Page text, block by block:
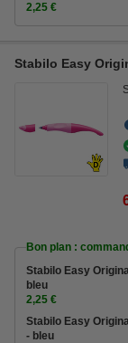
2,25 €
Stabilo Easy
Bon plan :
Stabilo Easy
bleu
2,25 €
Stabilo Easy
- bleu